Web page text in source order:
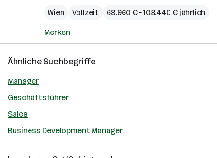
Wien
Vollzeit 68.960 € – 103.440 € jährlich
Merken
Ähnliche Suchbegriffe
Manager
Geschäftsführer
Sales
Business Development Manager